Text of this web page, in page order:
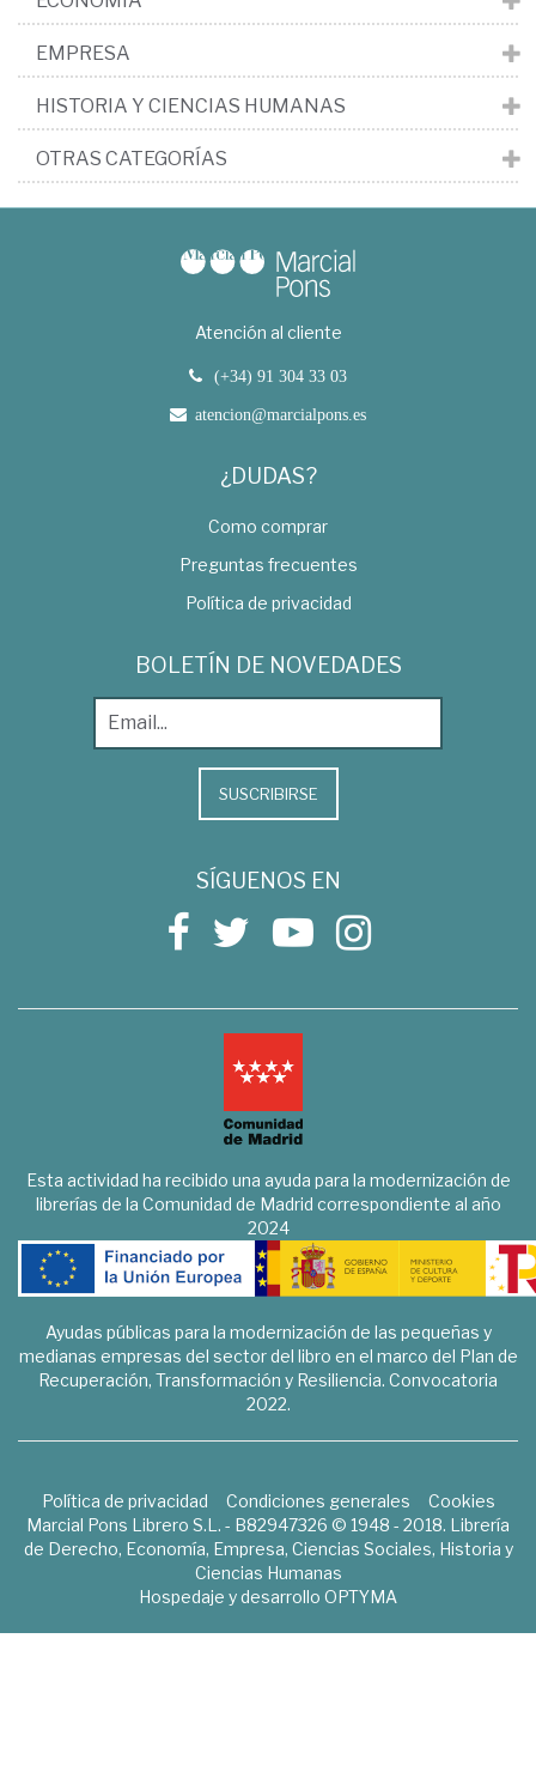
EMPRESA
HISTORIA Y CIENCIAS HUMANAS
OTRAS CATEGORÍAS
Atención al cliente
(+34) 91 304 33 03
atencion@marcialpons.es
¿DUDAS?
Como comprar
Preguntas frecuentes
Política de privacidad
BOLETÍN DE NOVEDADES
SUSCRIBIRSE
SÍGUENOS EN
Esta actividad ha recibido una ayuda para la modernización de
librerías de la Comunidad de Madrid correspondiente al año
2024
Ayudas públicas para la modernización de las pequeñas y
medianas empresas del sector del libro en el marco del Plan de
Recuperación, Transformación y Resiliencia. Convocatoria
2022.
Política de privacidad Condiciones generales
Cookies
Marcial Pons Librero S.L. - B82947326 © 1948 - 2018. Librería
de Derecho, Economía, Empresa, Ciencias Sociales, Historia y
Ciencias Humanas
Hospedaje y desarrollo OPTYMA